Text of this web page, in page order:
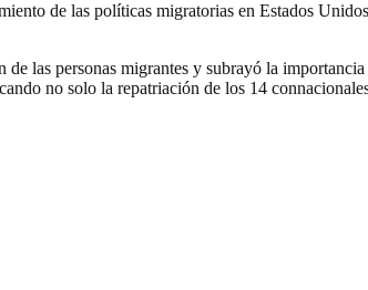
de las políticas migratorias en Estados
las personas migrantes y subrayó la
no solo la repatriación de los 14